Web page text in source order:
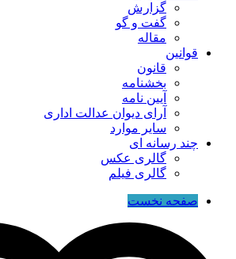
گزارش
گفت و گو
مقاله
قوانین
قانون
بخشنامه
آیین نامه
آرای دیوان عدالت اداری
سایر موارد
چند رسانه ای
گالری عکس
گالری فیلم
صفحه نخست